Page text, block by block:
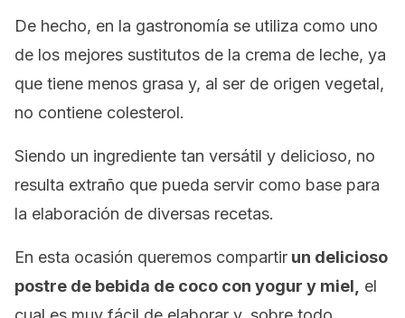
De hecho, en la gastronomía se utiliza como uno
de los mejores sustitutos de la crema de leche, ya
que tiene menos grasa y, al ser de origen vegetal,
no contiene colesterol.
Siendo un ingrediente tan versátil y delicioso, no
resulta extraño que pueda servir como base para
la elaboración de diversas recetas.
En esta ocasión queremos compartir un delicioso
postre de bebida de coco con yogur y miel,
el